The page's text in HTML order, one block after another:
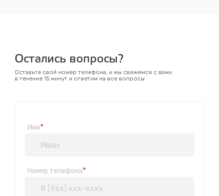
Остались вопросы?
Оставьте свой номер телефона, и мы свяжемся с вами
в течение 15 минут и ответим на все вопросы
Имя*
Номер телефона*